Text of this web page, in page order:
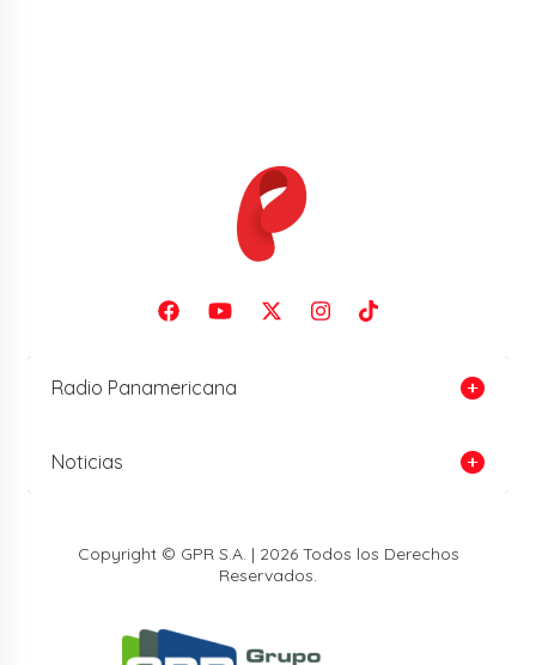
Radio Panamericana
Noticias
Copyright © GPR S.A. | 2026 Todos los Derechos
Reservados.